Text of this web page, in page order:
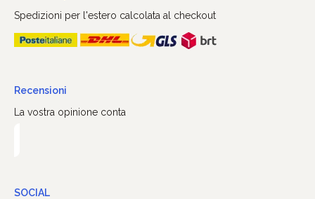
Spedizioni per l'estero calcolata al checkout
Recensioni
La vostra opinione conta
SOCIAL